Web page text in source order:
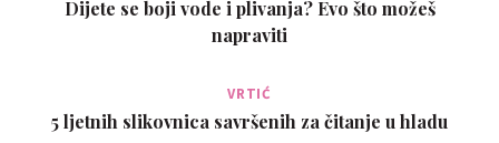
Dijete se boji vode i plivanja? Evo što možeš
napraviti
VRTIĆ
5 ljetnih slikovnica savršenih za čitanje u hladu